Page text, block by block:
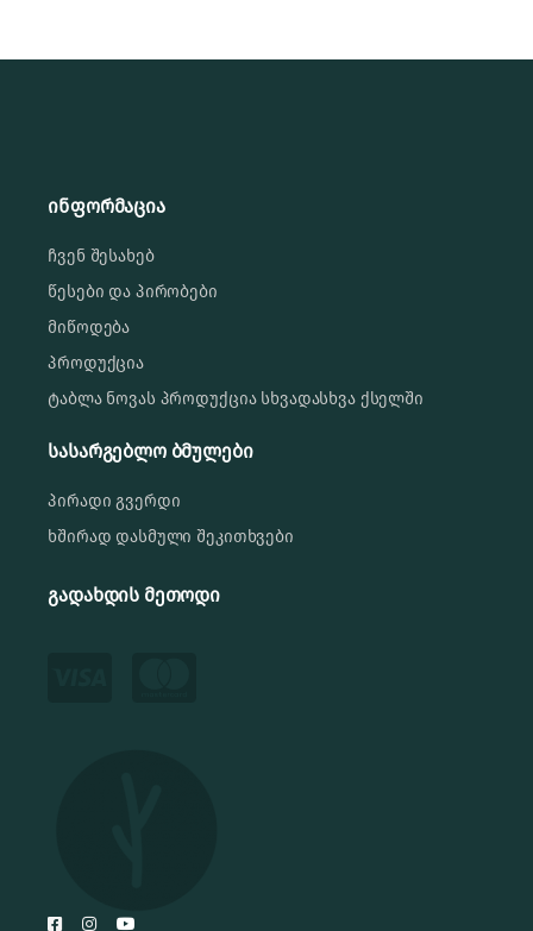
ინფორმაცია
ჩვენ შესახებ
წესები და პირობები
მიწოდება
პროდუქცია
ტაბლა ნოვას პროდუქცია სხვადასხვა ქსელში
სასარგებლო ბმულები
პირადი გვერდი
ხშირად დასმული შეკითხვები
გადახდის მეთოდი